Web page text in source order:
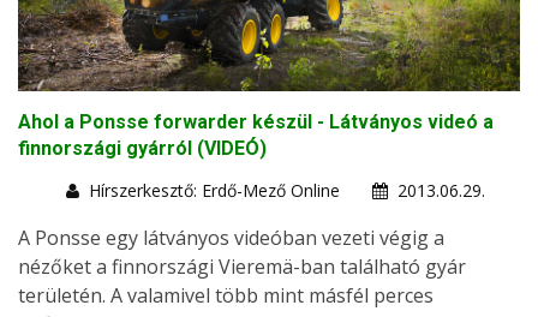
Ahol a Ponsse forwarder készül - Látványos videó a
finnországi gyárról (VIDEÓ)
Hírszerkesztő: Erdő-Mező Online
2013.06.29.
A Ponsse egy látványos videóban vezeti végig a
nézőket a finnországi Vieremä-ban található gyár
területén. A valamivel több mint másfél perces